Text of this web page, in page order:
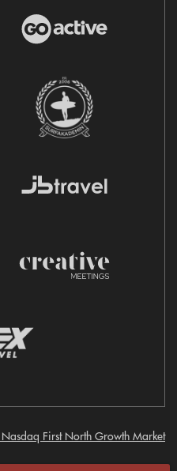
First North Growth Market